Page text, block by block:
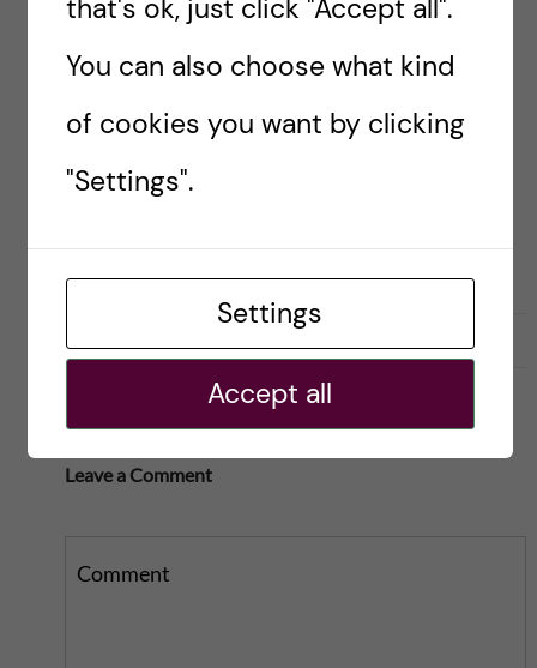
e
t
h
p
i
k
e
s
t
Leave a Comment
Comment
that's ok, just click "Accept all".
You can also choose what kind
of cookies you want by clicking
"Settings".
Settings
Accept all